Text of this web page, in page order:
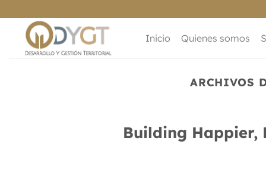
al
contenido
Inicio Quienes somos
ARCHIVOS
Building Happier,